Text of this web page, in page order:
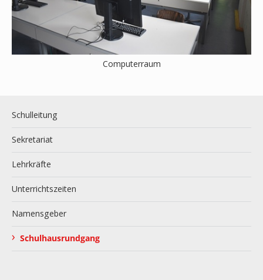
Computerraum
Schulleitung
Sekretariat
Lehrkräfte
Unterrichtszeiten
Namensgeber
› Schulhausrundgang